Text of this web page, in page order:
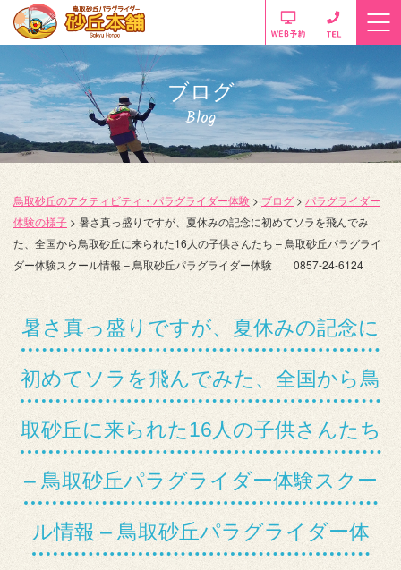
ブログ
Blog
鳥取砂丘のアクティビティ・パラグライダー体験 > ブログ > パラグライダー
体験の様子 > 暑さ真っ盛りですが、夏休みの記念に初めてソラを飛んでみ
た、全国から鳥取砂丘に来られた16人の子供さんたち – 鳥取砂丘パラグライ
ダー体験スクール情報 – 鳥取砂丘パラグライダー体験 0857-24-6124
暑さ真っ盛りですが、夏休みの記念に
初めてソラを飛んでみた、全国から鳥
取砂丘に来られた16人の子供さんたち
– 鳥取砂丘パラグライダー体験スクー
ル情報 – 鳥取砂丘パラグライダー体